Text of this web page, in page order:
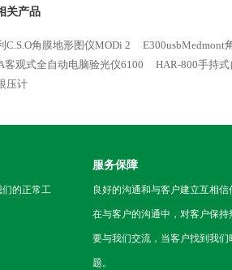
关产品
C.S.O角膜地形图仪MODi 2 E300usbMedmont
客观式全自动电脑验光仪6100
HAR-800手持
压计
的正常工
服务保障
良好的沟通和与客户建立互相信
在与客户的沟通中，对客户保
要与我们交流，当客户找到我
题。